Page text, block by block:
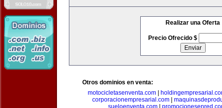
Realizar una Oferta
Precio Ofrecido $
Otros dominios en venta:
motocicletasenventa.com
corporacionempresarial.com
sueloenventa.com